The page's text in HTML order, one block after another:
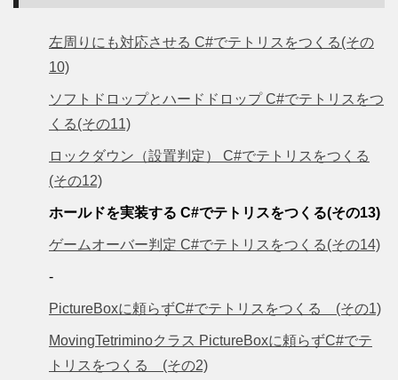
左周りにも対応させる C#でテトリスをつくる(その
10)
ソフトドロップとハードドロップ C#でテトリスをつ
くる(その11)
ロックダウン（設置判定） C#でテトリスをつくる
(その12)
ホールドを実装する C#でテトリスをつくる(その13)
ゲームオーバー判定 C#でテトリスをつくる(その14)
-
PictureBoxに頼らずC#でテトリスをつくる (その1)
MovingTetriminoクラス PictureBoxに頼らずC#でテ
トリスをつくる (その2)